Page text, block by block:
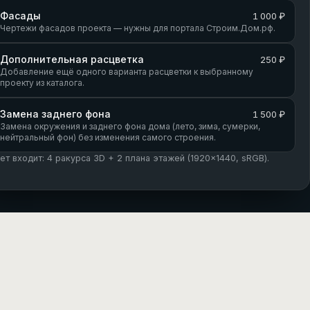
Фасады 1 000 ₽
Чертежи фасадов проекта — нужны для портала Строим.Дом.рф.
Дополнительная расцветка 250 ₽
Добавление ещё одного варианта расцветки к выбранному
проекту из каталога.
Замена заднего фона 1 500 ₽
Замена окружения и заднего фона дома (лето, зима, сумерки,
нейтральный фон) без изменения самого строения.
входит: 4 ракурса 3D + 2 плана этажей (1920×1440, sRGB).